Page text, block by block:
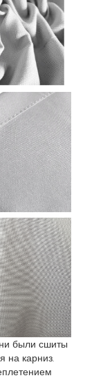
были сшиты
на карниз.